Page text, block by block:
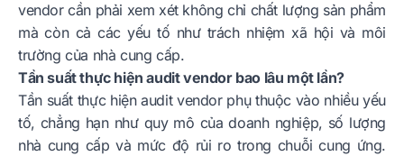
vendor cần phải xem xét không chỉ chất lượng sản phẩm
mà còn cả các yếu tố như trách nhiệm xã hội và môi
trường của nhà cung cấp.
Tần suất thực hiện audit vendor bao lâu một lần?
Tần suất thực hiện audit vendor phụ thuộc vào nhiều yếu
tố, chẳng hạn như quy mô của doanh nghiệp, số lượng
nhà cung cấp và mức độ rủi ro trong chuỗi cung ứng.